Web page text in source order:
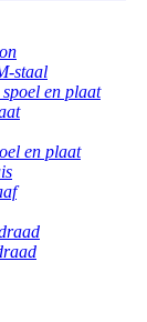
staal
en plaat
en plaat